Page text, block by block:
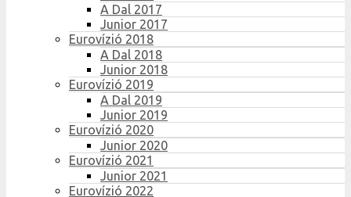
A Dal 2017
Junior 2017
Eurovízió 2018
A Dal 2018
Junior 2018
Eurovízió 2019
A Dal 2019
Junior 2019
Eurovízió 2020
Junior 2020
Eurovízió 2021
Junior 2021
Eurovízió 2022